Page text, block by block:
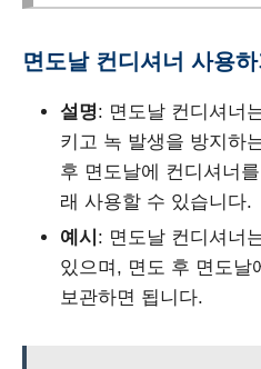
면도날 컨디셔너 사용하
설명: 면도날 컨디셔너
키고 녹 발생을 방지하
후 면도날에 컨디셔너
래 사용할 수 있습니다.
예시 : 면도날 컨디셔너
있으며, 면도 후 면도날
보관하면 됩니다.